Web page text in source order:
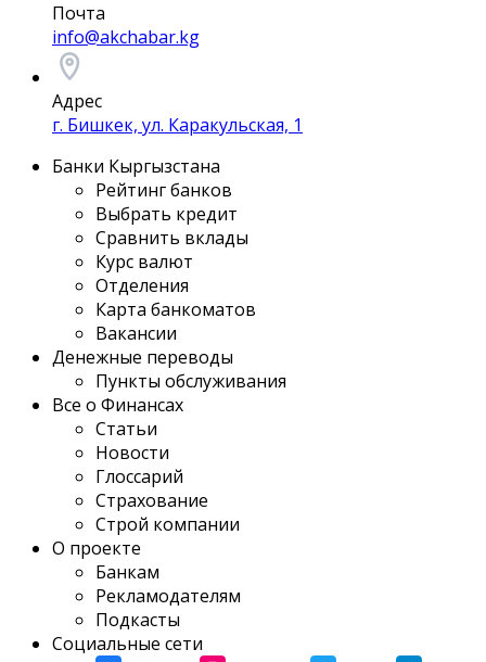
Почта
info@akchabar.kg
Адрес
г. Бишкек, ул. Каракульская, 1
Банки Кыргызстана
Рейтинг банков
Выбрать кредит
Сравнить вклады
Курс валют
Отделения
Карта банкоматов
Вакансии
Денежные переводы
Пункты обслуживания
Все о Финансах
Статьи
Новости
Глоссарий
Страхование
Строй компании
О проекте
Банкам
Рекламодателям
Подкасты
Социальные сети